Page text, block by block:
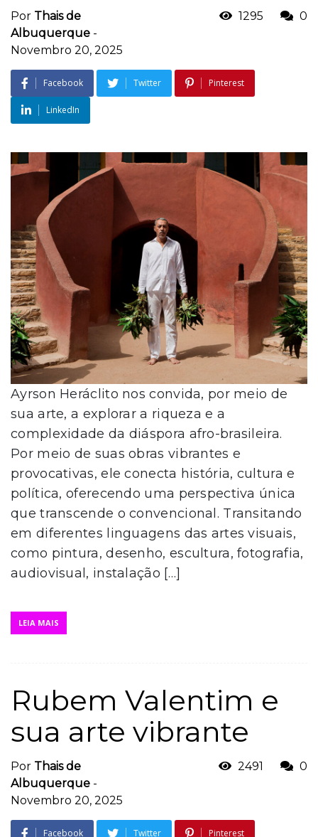
Por Thais de
Albuquerque -
Novembro 20, 2025
1295 0
Facebook Twitter Pinterest
LinkedIn
Ayrson Heráclito nos convida, por meio de
sua arte, a explorar a riqueza e a
complexidade da diáspora afro-brasileira.
Por meio de suas obras vibrantes e
provocativas, ele conecta história, cultura e
política, oferecendo uma perspectiva única
que transcende o convencional. Transitando
em diferentes linguagens das artes visuais,
como pintura, desenho, escultura, fotografia,
audiovisual, instalação […]
LEIA MAIS
Rubem Valentim e
sua arte vibrante
Por Thais de
Albuquerque -
Novembro 20, 2025
2491 0
Facebook Twitter Pinterest